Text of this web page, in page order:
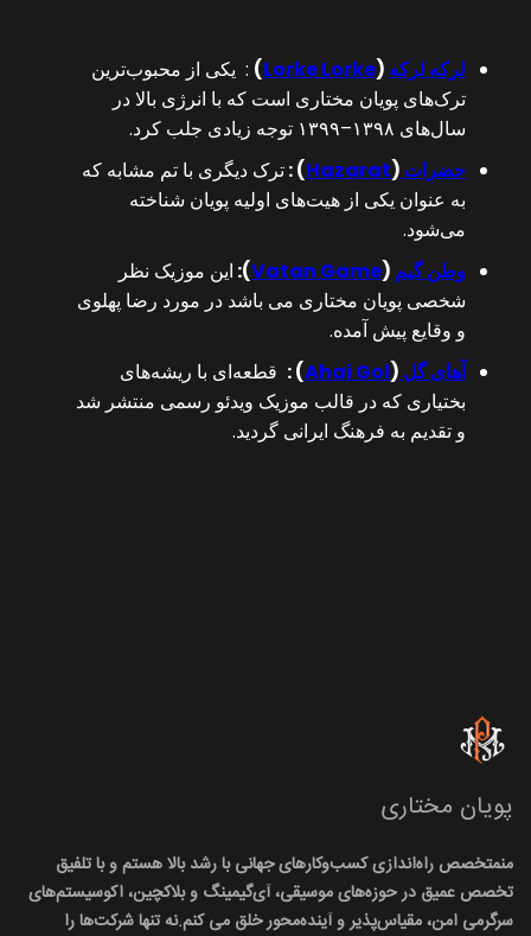
لرکه لرکه (
Lorke Lorke
) : یکی از محبوب‌ترین
ترک‌های پویان مختاری است که با انرژی بالا در
سال‌های ۱۳۹۸–۱۳۹۹ توجه زیادی جلب کرد.
حضرات (
Hazarat
) :ترک دیگری با تم مشابه که
به عنوان یکی از هیت‌های اولیه پویان شناخته
می‌شود.
وطن گیم (
Vatan Game
): این موزیک نظر
شخصی پویان مختاری می باشد در مورد رضا پهلوی
و وقایع پیش آمده.
آهای گل (
Ahai Gol
) : قطعه‌ای با ریشه‌های
بختیاری که در قالب موزیک ویدئو رسمی منتشر شد
و تقدیم به فرهنگ ایرانی گردید.
پویان مختاری
منمتخصص راه‌اندازی کسب‌وکارهای جهانی با رشد بالا هستم و با تلفیق
تخصص عمیق در حوزه‌های موسیقی، آی‌گیمینگ و بلاکچین، اکوسیستم‌های
سرگرمی امن، مقیاس‌پذیر و آینده‌محور خلق می کنم.نه تنها شرکت‌ها را